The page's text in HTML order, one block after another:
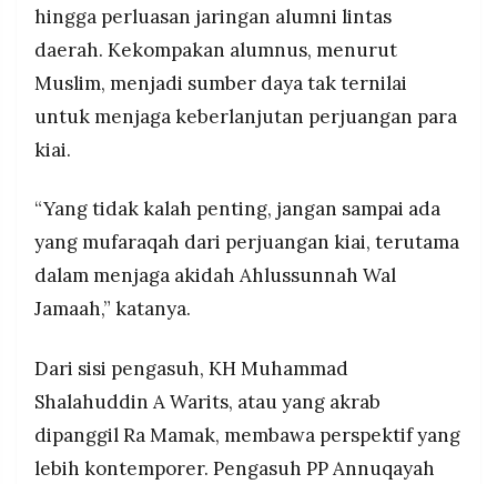
hingga perluasan jaringan alumni lintas
daerah. Kekompakan alumnus, menurut
Muslim, menjadi sumber daya tak ternilai
untuk menjaga keberlanjutan perjuangan para
kiai.
“Yang tidak kalah penting, jangan sampai ada
yang mufaraqah dari perjuangan kiai, terutama
dalam menjaga akidah Ahlussunnah Wal
Jamaah,” katanya.
Dari sisi pengasuh, KH Muhammad
Shalahuddin A Warits, atau yang akrab
dipanggil Ra Mamak, membawa perspektif yang
lebih kontemporer. Pengasuh PP Annuqayah